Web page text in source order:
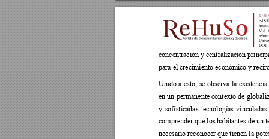
e-
Vol.
DOI:
concentración y centralización
para el crecimiento económico y
Unido a esto, se observa la existencia
en un permanente contexto de
y sofisticadas tecnologías vinculadas
comprender que los habitantes de un
necesario reconocer que tienen la